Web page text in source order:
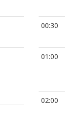
00:30
01:00
02:00